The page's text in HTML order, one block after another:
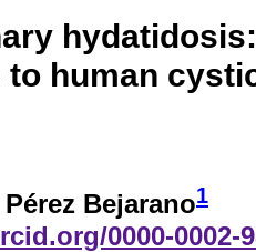
to human
Bejarano1
0000-0002-